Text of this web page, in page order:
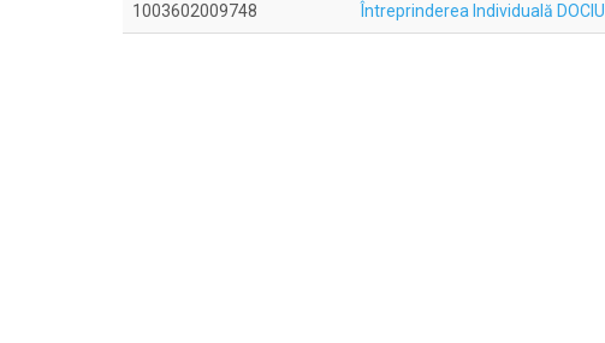
1003602009748 Întreprinderea Individuală DOCIU